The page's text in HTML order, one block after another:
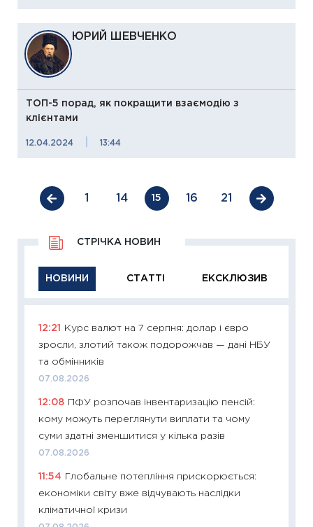
ЮРИЙ ШЕВЧЕНКО
ТОП-5 порад, як покращити взаємодію з
клієнтами
12.04.2024 13:44
1 14 15 16 21
НОВИНИ СТАТТІ ЕКСКЛЮЗИВ
СТРІЧКА НОВИН
12:21
Курс валют на 7 серпня: долар і євро
зросли, злотий також подорожчав — дані НБУ
та обмінників
07.08.2026
12:08 ПФУ розпочав інвентаризацію пенсій:
кому можуть переглянути виплати та чому
суми здатні зменшитися у кілька разів
07.08.2026
11:54
Глобальне потепління прискорюється:
економіки світу вже відчувають наслідки
кліматичної кризи